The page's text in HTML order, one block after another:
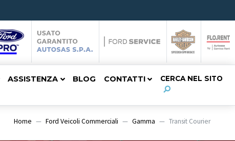
CERCA NEL SITO
ASSISTENZA BLOG CONTATTI
Home Ford Veicoli Commerciali Gamma Transit Courier